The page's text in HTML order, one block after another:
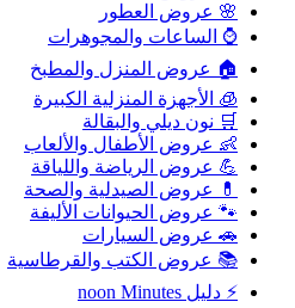
🌸 عروض العطور
⌚ الساعات والمجوهرات
🏠 عروض المنزل والمطبخ
🧊 الأجهزة المنزلية الكبيرة
🛒 نون ديلي والبقالة
👶 عروض الأطفال والألعاب
💪 عروض الرياضة واللياقة
💊 عروض الصيدلية والصحة
🐾 عروض الحيوانات الأليفة
🚗 عروض السيارات
📚 عروض الكتب والقرطاسية
⚡ دليل noon Minutes